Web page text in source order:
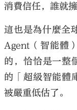
消費信任，誰就
這也是為什麼全
Agent （智能體
的，恰恰是一整
的「超級智能體
被嚴重低估了。